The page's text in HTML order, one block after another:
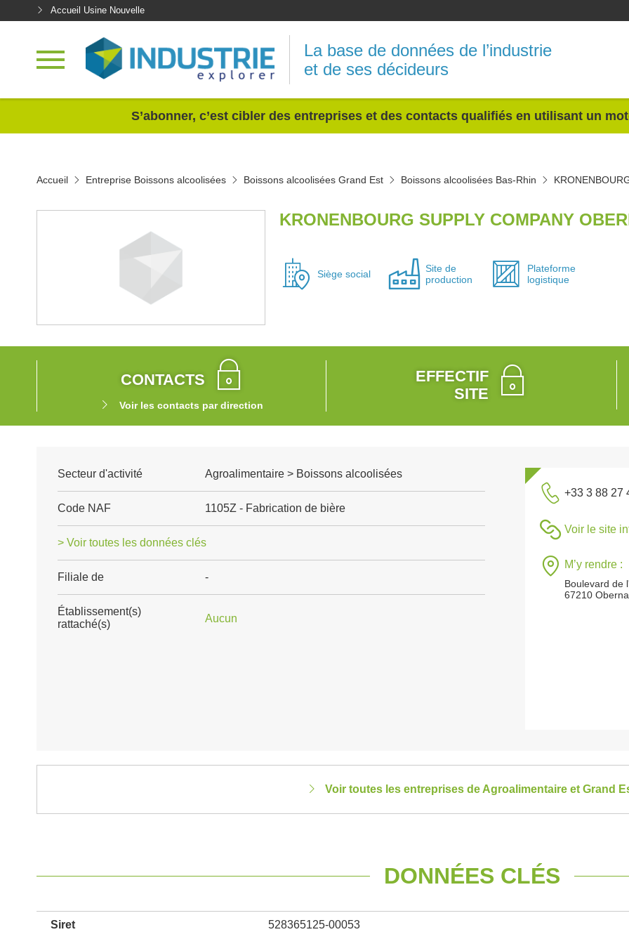
Accueil Usine Nouvelle
La base de données de l’industrie
et de ses décideurs
S’abonner, c’est cibler des entreprises et des contacts qualifiés en utilisant un
Accueil Entreprise Boissons alcoolisées Boissons alcoolisées Grand Est Boissons alcoolisées Bas-Rhin
KRONENBOURG SUPPLY COMPANY
Siège social
Site de
production
Plateforme
logistique
CONTACTS
Voir les contacts par direction
EFFECTIF
SITE
Secteur d'activité Agroalimentaire > Boissons alcoolisées
Code NAF 1105Z - Fabrication de bière
> Voir toutes les données clés
Filiale de -
Établissement(s)
rattaché(s)
Aucun
+33 3 88 27
Voir le site
M’y rendre :
Boulevard de
67210
Voir toutes les entreprises de Agroalimentaire et Grand
DONNÉES CLÉS
Siret 528365125-00053